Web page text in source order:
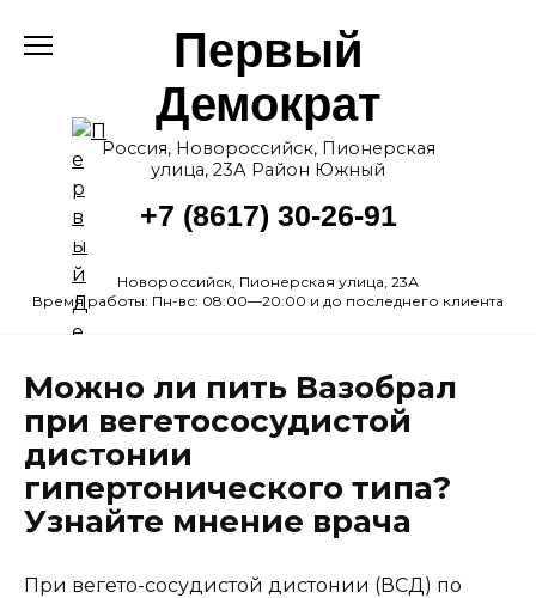
Первый
Демократ
Россия, Новороссийск, Пионерская
улица, 23А Район Южный
+7 (8617) 30-26-91
Новороссийск, Пионерская улица, 23А
Время работы: Пн-вс: 08:00—20:00 и до последнего клиента
Можно ли пить Вазобрал
при вегетососудистой
дистонии
гипертонического типа?
Узнайте мнение врача
При вегето-сосудистой дистонии (ВСД) по